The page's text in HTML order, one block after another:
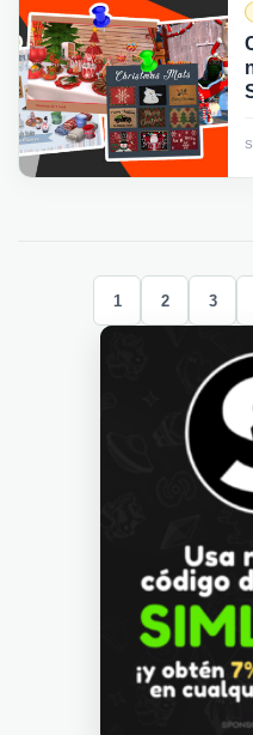
1 2 3